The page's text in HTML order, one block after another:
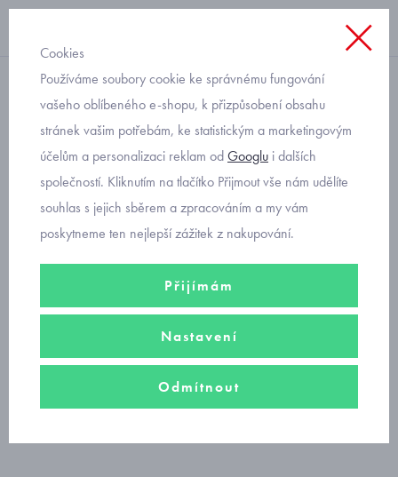
Úvod
dívčí ponožky Rewon pro
délku chodidla 11 až 12 cm
Dotaz na produkt
Přidat mezi oblíbené
Sdílet na Facebooku
Objednávací kód: J1073_mix barev
Cookies
Používáme soubory cookie ke správnému fungování
vašeho oblíbeného e-shopu, k přizpůsobení obsahu
stránek vašim potřebám, ke statistickým a marketingovým
účelům a personalizaci reklam odGooglu i dalších
společností. Kliknutím na tlačítko Přijmout vše nám udělíte
souhlas s jejich sběrem a zpracováním a my vám
poskytneme ten nejlepší zážitek z nakupování.
Přijímám
Nastavení
Odmítnout